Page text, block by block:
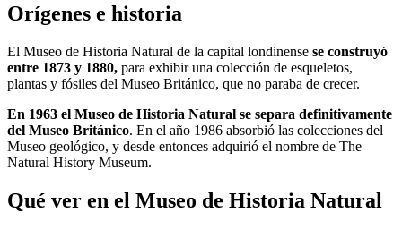
Orígenes e historia
El Museo de Historia Natural de la capital londinense se construyó
entre 1873 y 1880, para exhibir una colección de esqueletos,
plantas y fósiles del Museo Británico, que no paraba de crecer.
En 1963 el Museo de Historia Natural se separa definitivamente
del Museo Británico. En el año 1986 absorbió las colecciones del
Museo geológico, y desde entonces adquirió el nombre de The
Natural History Museum.
Qué ver en el Museo de Historia Natural